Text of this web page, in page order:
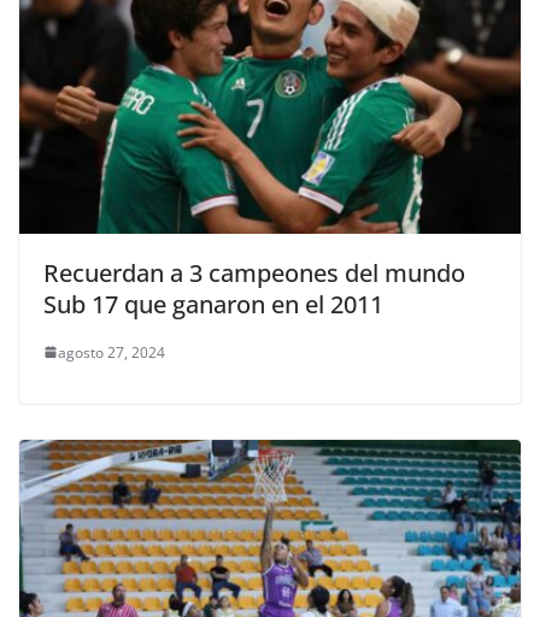
Recuerdan a 3 campeones del mundo
Sub 17 que ganaron en el 2011
agosto 27, 2024